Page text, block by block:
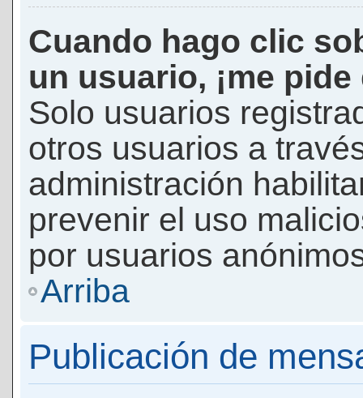
Cuando hago clic
un usuario, ¡me
Solo usuarios
otros usuarios a
administración
prevenir el uso
por usuarios
Arriba
Publicación de